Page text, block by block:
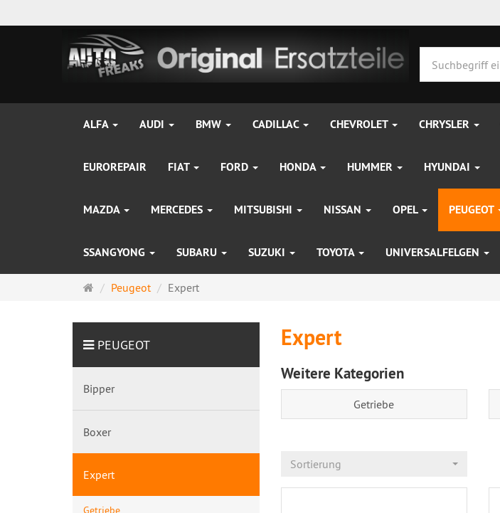
ALFA AUDI BMW CADILLAC CHEVROLET CHRYSLER
EUROREPAIR FIAT FORD HONDA HUMMER HYUNDAI
MAZDA MERCEDES MITSUBISHI NISSAN OPEL PEUGEOT
SSANGYONG SUBARU SUZUKI TOYOTA UNIVERSALFELGEN
Startseite
Peugeot Expert
Expert
Weitere Kategorien
Getriebe
Sortierung
PEUGEOT
Bipper
Boxer
Expert
Getriebe